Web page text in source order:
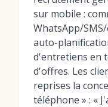
sur mobile :
WhatsApp/
auto-
d'entretiens en
d'offres. Les
reprises la
téléphone » : «